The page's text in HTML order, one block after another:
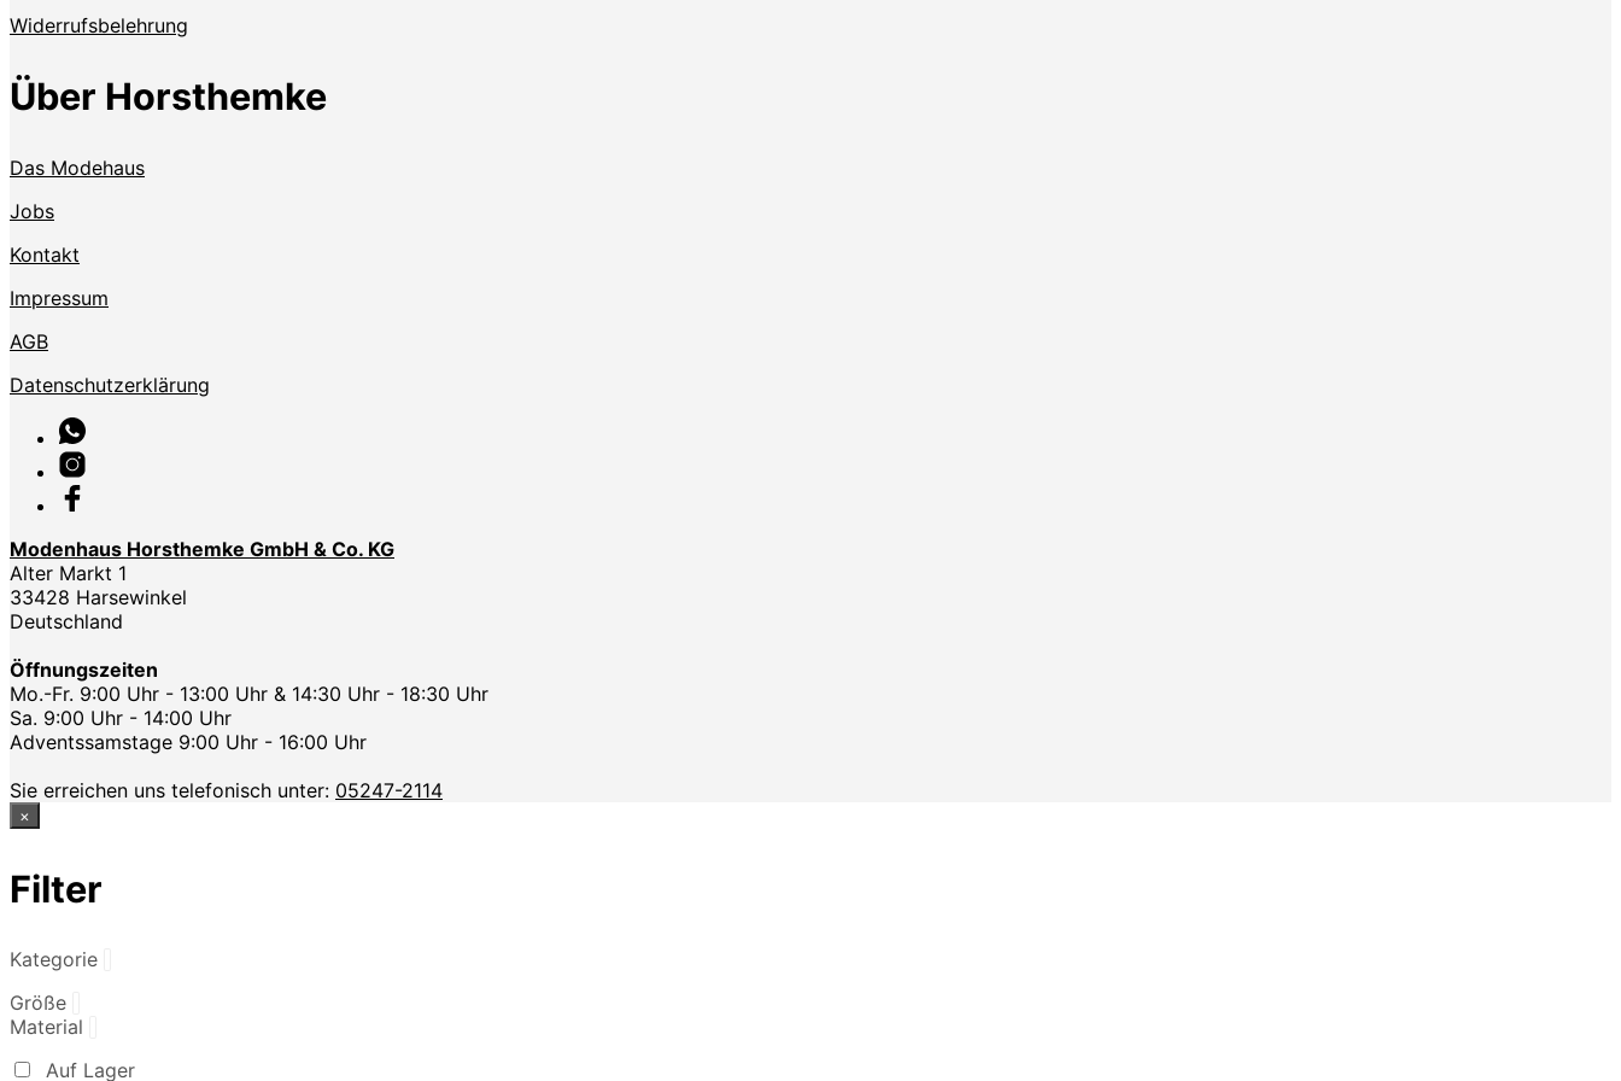
Widerrufsbelehrung
Über Horsthemke
Das Modehaus
Jobs
Kontakt
Impressum
AGB
Datenschutzerklärung
Modenhaus Horsthemke GmbH & Co. KG
Alter Markt 1
33428 Harsewinkel
Deutschland
Öffnungszeiten
Mo.-Fr. 9:00 Uhr - 13:00 Uhr & 14:30 Uhr - 18:30 Uhr
Sa. 9:00 Uhr - 14:00 Uhr
Adventssamstage 9:00 Uhr - 16:00 Uhr
Sie erreichen uns telefonisch unter: 05247-2114
×
Filter
Kategorie
Größe
Material
Auf Lager